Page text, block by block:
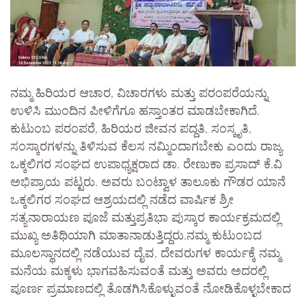
ನಮ್ಮ ಹಿರಿಯರ ಆಚಾರ, ವಿಚಾರಗಳು ಮತ್ತು ಪರಂಪರೆಯನ್ನು
ಉಳಿಸಿ ಮುಂದಿನ ಪೀಳಿಗೆಗೂ ಹಸ್ತಾಂತರ ಮಾಡಬೇಕಾಗಿದೆ.
ಕುಟುಂಬ ಪರಂಪರೆ, ಹಿರಿಯರ ಜೀವನ ಪದ್ದತಿ, ಸಂಸ್ಕೃತಿ,
ಸಂಸ್ಕಾರಗಳನ್ನು ತಿಳಿಸುವ ಕೆಲಸ ನಮ್ಮಿಂದಾಗಬೇಕು ಎಂದು ರಾಜ್ಯ
ಒಕ್ಕಲಿಗರ ಸಂಘದ ಉಪಾಧ್ಯಕ್ಷರಾದ ಡಾ. ರೇಣುಕಾ ಪ್ರಸಾದ್ ಕೆ.ವಿ
ಅಭಿಪ್ರಾಯ ಪಟ್ಟರು. ಅವರು ಬಂಟ್ವಾಳ ತಾಲೂಕು ಗೌಡರ ಯಾನೆ
ಒಕ್ಕಲಿಗರ ಸಂಘದ ಆಶ್ರಯದಲ್ಲಿ ನಡೆದ ವಾರ್ಷಿಕ ಶ್ರೀ
ಸತ್ಯನಾರಾಯಣ ಪೂಜೆ ಮತ್ತುಪ್ರತಿಭಾ ಪುಸ್ಕಾರ ಕಾರ್ಯಕ್ರಮದಲ್ಲಿ
ಮುಖ್ಯ ಅತಿಥಿಯಾಗಿ ಮಾತಾನಾಡುತ್ತಿದ್ದರು.ನಮ್ಮ ಕುಟುಂಬದ
ಮೂಲಸ್ಥಾನದಲ್ಲಿ ನಡೆಯುವ ದೈವ, ದೇವರುಗಳ ಕಾರ್ಯಕ್ಕೆ ನಮ್ಮ
ಮನೆಯ ಮಕ್ಕಳು ಭಾಗವಹಿಸುವಂತೆ ಮತ್ತು ಅವರು ಅದರಲ್ಲಿ
ಪೂರ್ಣ ಪ್ರಮಾಣದಲ್ಲಿ ತೊಡಗಿಸಿಕೊಳ್ಳುವಂತೆ ನೋಡಿಕೊಳ್ಳಬೇಕಾದ